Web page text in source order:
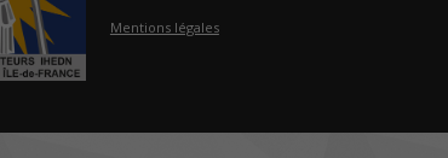
Mentions légales